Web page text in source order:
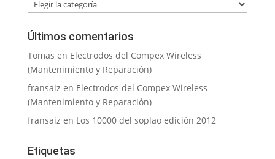
Últimos comentarios
Tomas en Electrodos del Compex Wireless
(Mantenimiento y Reparación)
fransaiz en Electrodos del Compex Wireless
(Mantenimiento y Reparación)
fransaiz en Los 10000 del soplao edición 2012
Etiquetas